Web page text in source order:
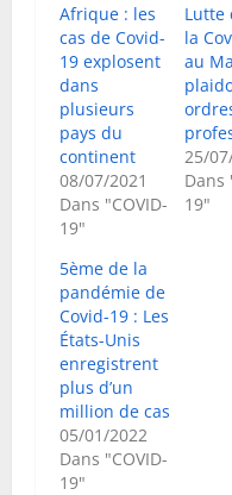
Afrique : les
cas de Covid-
19 explosent
dans
plusieurs
pays du
continent
08/07/2021
Dans "COVID-
19"
Lutte
la
au
25/
Dans
19"
5ème de la
pandémie de
Covid-19 : Les
États-Unis
enregistrent
plus d’un
million de cas
05/01/2022
Dans "COVID-
19"